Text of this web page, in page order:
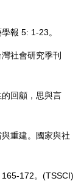
報 5: 1-23。
社會研究季刊
回顧，思與言
重建。國家與社
172。(TSSCI)